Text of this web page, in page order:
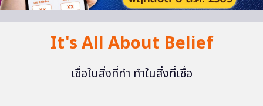
It's All About Belief
เชื่อในสิ่งที่ทำ ทำในสิ่งที่เชื่อ